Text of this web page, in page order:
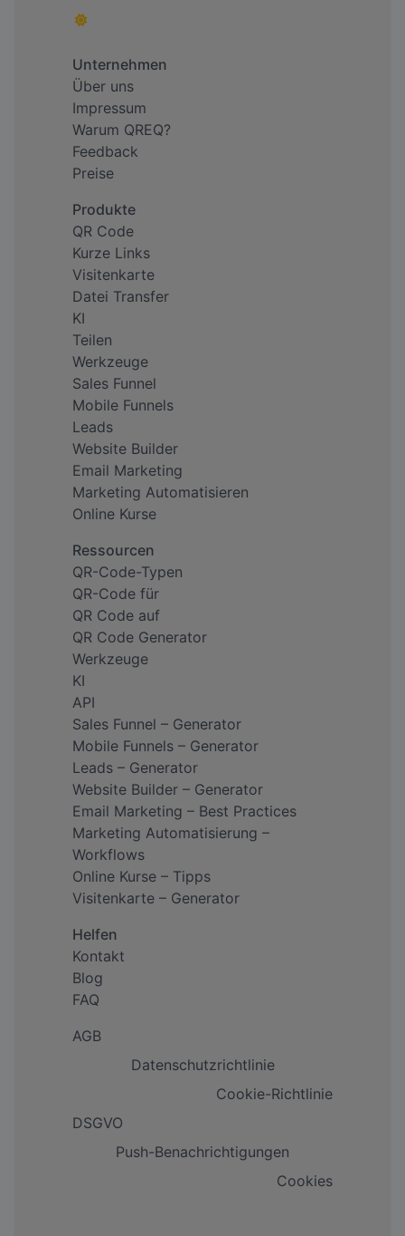
Unternehmen
Über uns
Impressum
Warum QREQ?
Feedback
Preise
Produkte
QR Code
Kurze Links
Visitenkarte
Datei Transfer
KI
Teilen
Werkzeuge
Sales Funnel
Mobile Funnels
Leads
Website Builder
Email Marketing
Marketing Automatisieren
Online Kurse
Ressourcen
QR-Code-Typen
QR-Code für
QR Code auf
QR Code Generator
Werkzeuge
KI
API
Sales Funnel – Generator
Mobile Funnels – Generator
Leads – Generator
Website Builder – Generator
Email Marketing – Best Practices
Marketing Automatisierung –
Workflows
Online Kurse – Tipps
Visitenkarte – Generator
Helfen
Kontakt
Blog
FAQ
AGB
Datenschutzrichtlinie
Cookie-Richtlinie
DSGVO
Push-Benachrichtigungen
Cookies